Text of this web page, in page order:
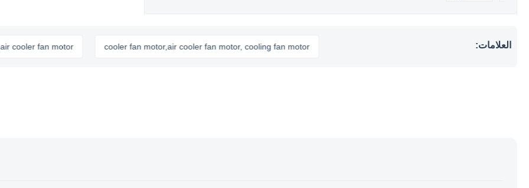
العلامات: cooler fan motor,air cooler fan motor, cooling fan motor
fan motor